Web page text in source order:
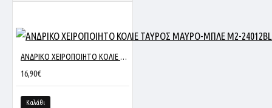
ΑΝΔΡΙΚΟ ΧΕΙΡΟΠΟΙΗΤΟ ΚΟΛΙΕ ΤΑΥΡΟΣ ΜΑΥΡΟ-ΜΠΛΕ M2-24012BL
16,90€
Καλάθι